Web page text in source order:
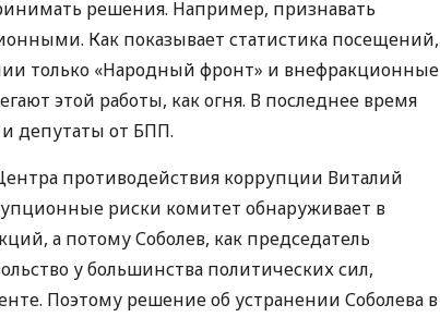
решения. Например, признавать
Как показывает статистика посещений,
только «Народный фронт» и внефракционные
этой работы, как огня. В последнее время
и депутаты от БПП.
противодействия коррупции Виталий
риски комитет обнаруживает в
а потому Соболев, как председатель
у большинства политических сил,
Поэтому решение об устранении Соболева в